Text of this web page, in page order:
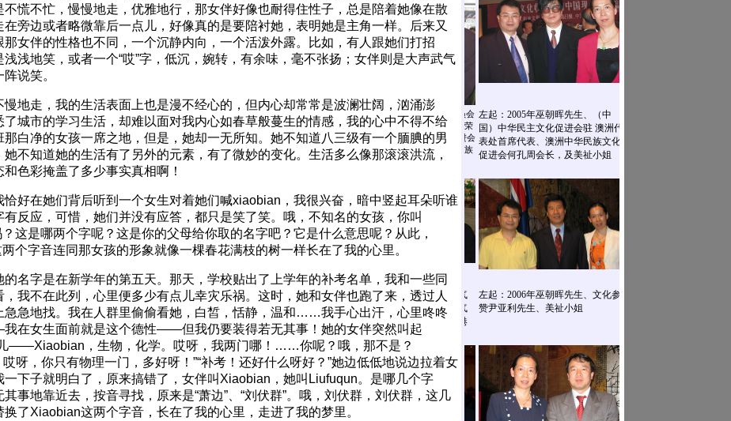
不慌不忙，慢慢地走，优雅地行，那女伴好像也耐得住性子，总是陪着她像在散
在旁边或者略微靠后一点儿，好像真的是要陪衬她，表明她是主角一样。后来又
那女伴的性格也不同，一个沉静内向，一个活泼外露。比如，有人跟她们打招
浅浅地笑，或者一个“哎”字，低沉，婉转，有余味，毫不张扬；女伴则是大声武气
说笑。
慢地走，我的生活表面上也是漫不经心的，但内心却常常是波澜壮阔，汹涌澎
了城市的学习生活，却难以面对我内心如春草般蔓生的情感，我的心中不得不给
那白净的女孩一席之地，但是，她却一无所知。她不知道八三级有一个腼腆的男
她不知道她的生活有了另外的元素，有了微妙的变化。生活多么像那滚滚洪流，
色彩掩盖了多少事实真相啊！
恰好在她们背后听到一个女生对着她们喊xiaobian，我很兴奋，暗中竖起耳朵听谁
有反应，可惜，她们并没有应答，都只是笑了笑。哦，不知名的女孩，你叫
这是哪两个字呢？这是你的父母给你取的名字吧？它是什么意思呢？从此，
个字音连同那女孩的形象就像一棵春花满枝的树一样长在了我的心里。
的名字是在新学年的第五天。那天，学校贴出了上学年的补考名单，我和一些同
，我不在此列，心里便多少有点儿幸灾乐祸。这时，她和女伴也跑了来，透过人
急急地找。我在人群里偷偷看她，白皙，恬静，温和……我手心出汗，心里咚咚
在女生面前就是这个德性——但我仍要装得若无其事！她的女伴突然叫起
——Xiaobian，生物，化学。哎呀，我两门哪！……你呢？哦，那不是？
哎呀，你只有物理一门，多好呀！”“补考！还好什么呀好？”她边低低地说边拉着女
一下子就明白了，原来搞错了，女伴叫Xiaobian，她叫Liufuqun。是哪几个字
其事地靠近去，按音寻找，原来是“萧边”、“刘伏群”。哦，刘伏群，刘伏群，这几
换了Xiaobian这两个字音，长在了我的心里，走进了我的梦里。